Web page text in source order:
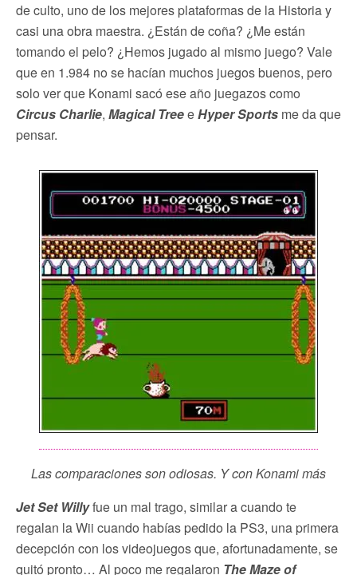
de culto, uno de los mejores plataformas de la Historia y
casi una obra maestra. ¿Están de coña? ¿Me están
tomando el pelo? ¿Hemos jugado al mismo juego? Vale
que en 1.984 no se hacían muchos juegos buenos, pero
solo ver que Konami sacó ese año juegazos como
Circus Charlie, Magical TreeeHyper Sports me da que
pensar.
Las comparaciones son odiosas. Y con Konami más
Jet Set Willyfue un mal trago, similar a cuando te
regalan la Wii cuando habías pedido la PS3, una primera
decepción con los videojuegos que, afortunadamente, se
quitó pronto… Al poco me regalaron The Maze of